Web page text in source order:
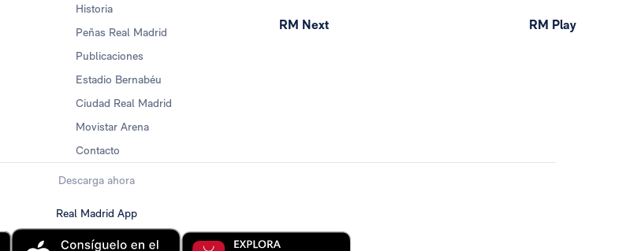
Historia
Peñas Real Madrid
Publicaciones
Estadio Bernabéu
Ciudad Real Madrid
Movistar Arena
Contacto
RM Next RM Play
Descarga ahora
Real Madrid App